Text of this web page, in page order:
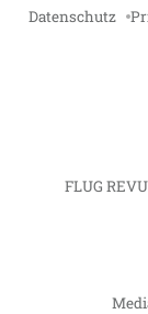
Datenschutz
FLUG